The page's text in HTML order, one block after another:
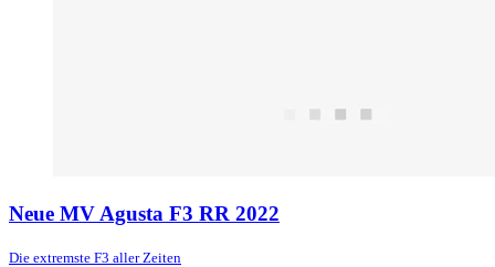
Neue MV Agusta F3 RR 2022
Die extremste F3 aller Zeiten